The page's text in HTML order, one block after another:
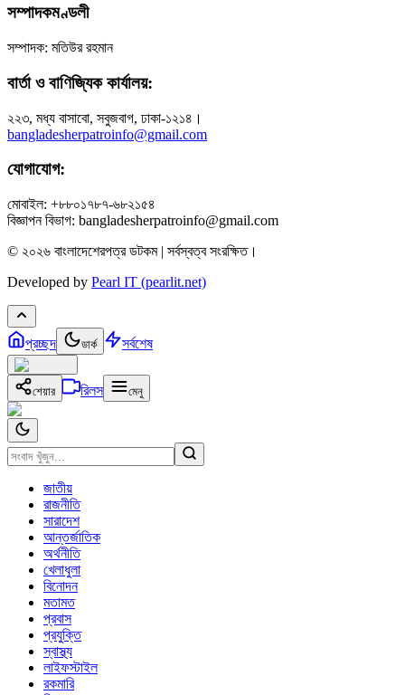
সম্পাদকমণ্ডলী
সম্পাদক: মতিউর রহমান
বার্তা ও বাণিজ্যিক কার্যালয়:
২২৩, মধ্য বাসাবো, সবুজবাগ, ঢাকা-১২১৪।
bangladesherpatroinfo@gmail.com
যোগাযোগ:
মোবাইল: +৮৮০১৭৮৭-৬৮২১৫৪
বিজ্ঞাপন বিভাগ: bangladesherpatroinfo@gmail.com
© ২০২৬ বাংলাদেশেরপত্র ডটকম | সর্বস্বত্ব সংরক্ষিত।
Developed by Pearl IT (pearlit.net)
প্রচ্ছদ ডার্ক সর্বশেষ
শেয়ার রিলস মেনু
জাতীয়
রাজনীতি
সারাদেশ
আন্তর্জাতিক
অর্থনীতি
খেলাধুলা
বিনোদন
মতামত
প্রবাস
প্রযুক্তি
স্বাস্থ্য
লাইফস্টাইল
রকমারি